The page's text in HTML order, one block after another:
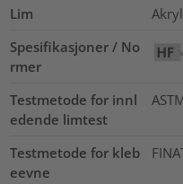
Lim
Akryl
Spesifikasjoner / No
rmer
Testmetode for innl
edende limtest
Testmetode for kleb
eevne